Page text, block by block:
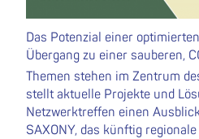
Das Potenzial einer
Übergang zu einer sauberen,
Themen stehen im Zentrum
stellt aktuelle Projekte und
Netzwerktreffen einen
SAXONY, das künftig